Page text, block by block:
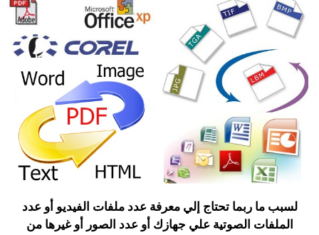
لسبب ما ربما تحتاج إلي معرفة عدد ملفات الفيديو أو عدد
الملفات الصوتية علي جهازك أو عدد الصور أو غيرها من